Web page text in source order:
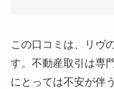
この口コミは、リヴ
す。不動産取引は専
にとっては不安が伴